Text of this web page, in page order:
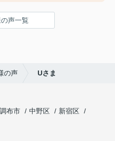
た(^^♪
声一覧
の声 Uさま
調布市 中野区
新宿区